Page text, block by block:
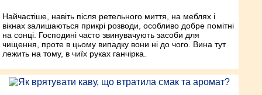
Найчастіше, навіть після ретельного миття, на меблях і
вікнах залишаються прикрі розводи, особливо добре помітні
на сонці. Господині часто звинувачують засоби для
чищення, проте в цьому випадку вони ні до чого. Вина тут
лежить на тому, в чиїх руках ганчірка.